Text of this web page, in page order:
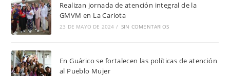
Realizan jornada de atención integral de la
GMVM en La Carlota
23 DE MAYO DE 2024 / SIN COMENTARIOS
En Guárico se fortalecen las políticas de atención
al Pueblo Mujer